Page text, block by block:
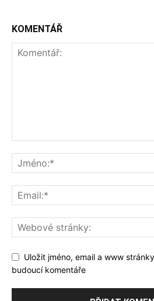
KOMENTÁŘ
Uložit jméno, email a www
budoucí komentáře